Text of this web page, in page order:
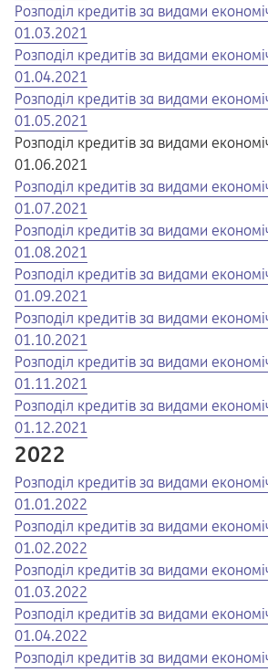
Opens in a new tab
Opens a pdf
Розподіл кредитів за видами
01.03.2021
Opens in a new tab
Opens a pdf
Розподіл кредитів за видами
01.04.2021
Opens in a new tab
Opens a pdf
Розподіл кредитів за видами
01.05.2021
Розподіл кредитів за видами
01.06.2021
Opens in a new tab
Opens a pdf
Розподіл кредитів за видами
01.07.2021
Opens in a new tab
Opens a pdf
Розподіл кредитів за видами
01.08.2021
Opens in a new tab
Opens a pdf
Розподіл кредитів за видами
01.09.2021
Opens in a new tab
Opens a pdf
Розподіл кредитів за видами
01.10.2021
Opens in a new tab
Opens a pdf
Розподіл кредитів за видами
01.11.2021
Opens in a new tab
Opens a pdf
Розподіл кредитів за видами
01.12.2021
2022
Opens in a new tab
Opens a pdf
Розподіл кредитів за видами
01.01.2022
Opens in a new tab
Opens a pdf
Розподіл кредитів за видами
01.02.2022
Opens in a new tab
Opens a pdf
Розподіл кредитів за видами
01.03.2022
Opens in a new tab
Opens a pdf
Розподіл кредитів за видами
01.04.2022
Opens in a new tab
Opens a pdf
Розподіл кредитів за видами